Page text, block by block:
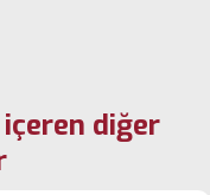
diğer